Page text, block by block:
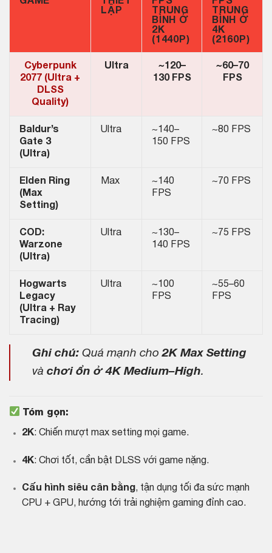
LẬP
TRUNG
BÌNH Ở
2K
(1440P)
TRUNG
BÌNH Ở
4K
(2160P)
Cyberpunk
2077 (Ultra +
DLSS
Quality)
Ultra
~120–
130 FPS
~60–70
FPS
Baldur’s
Gate 3
(Ultra)
Ultra
~140–
150 FPS
~80 FPS
Elden Ring
(Max
Setting)
Max
~140
FPS
~70 FPS
COD:
Warzone
(Ultra)
Ultra
~130–
140 FPS
~75 FPS
Hogwarts
Legacy
(Ultra + Ray
Tracing)
Ultra
~100
FPS
~55–60
FPS
Ghi chú: Quá mạnh cho2K Max Setting
và chơi ổn ở 4K Medium–High.
Tóm gọn:
2K: Chiến mượt max setting mọi game.
4K: Chơi tốt, cần bật DLSS với game nặng.
Cấu hình siêu cân bằng , tận dụng tối đa sức mạnh
CPU + GPU, hướng tới trải nghiệm gaming đỉnh cao.